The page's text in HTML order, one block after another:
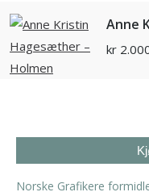
Anne
kr
Norske Grafikere